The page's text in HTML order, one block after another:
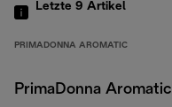
Letzte 9 Artikel
PRIMADONNA AROMATIC
PrimaDonna Aromatic